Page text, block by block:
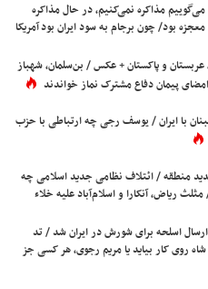
مذاکره نمی‌کنیم، در حال مذاکره
بود/ چون برجام به سود ایران بود آمریکا
عربستان و پاکستان + عکس / بن‌سلمان، شهباز
پیمان دفاع مشترک نماز خواندند
با ایران / یوسف رجی چه ارتباطی با حزب
منطقه / ائتلاف نظامی جدید اسلامی چه
ریاض، آنکارا و اسلام‌آباد علیه خلاء
ارسال اسلحه برای شورش در ایران شد / تد
روی کار بیاید یا مریم رجوی، هر کسی جز